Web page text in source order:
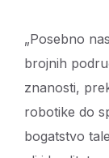
„Posebno
brojnih
znanosti,
robotike do
bogatstvo